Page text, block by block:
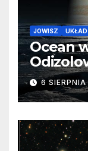
JOWISZ
Ocean
barierę
6